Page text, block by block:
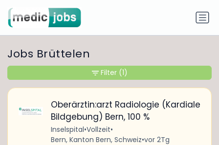
Jobs Brüttelen
Oberärztin:arzt Radiologie (Kardiale
Bildgebung) Bern, 100 %
Inselspital•Vollzeit•
Bern, Kanton Bern, Schweiz•vor 2Tg
Filter (1)